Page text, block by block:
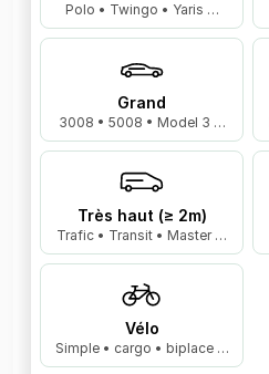
Polo • Twingo • Yaris …
Grand
3008 • 5008 • Model 3 …
Très haut (≥ 2m)
Trafic • Transit • Master …
Vélo
Simple • cargo • biplace …